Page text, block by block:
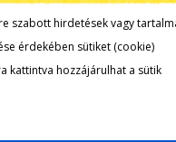
elkészül, ráadásul
ad anélkül, hogy…
szabott hirdetések vagy
érdekében sütiket (cookie)
kattintva hozzájárulhat a sütik